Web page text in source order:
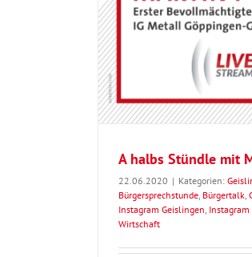
A halbs Stündle mit
22.06.2020 | Kategorien:
Bürgersprechstunde, Bürgertalk,
Instagram Geislingen, Instagram
Wirtschaft